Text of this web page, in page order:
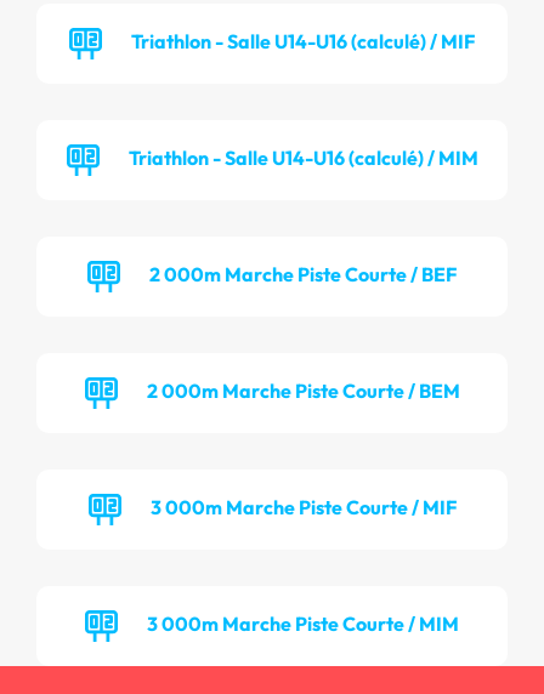
Triathlon - Salle U14-U16 (calculé) / MIF
Triathlon - Salle U14-U16 (calculé) / MIM
2 000m Marche Piste Courte / BEF
2 000m Marche Piste Courte / BEM
3 000m Marche Piste Courte / MIF
3 000m Marche Piste Courte / MIM